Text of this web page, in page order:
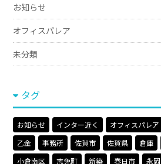
お知らせ
オフィスパレア
未分類
タグ
お知らせ インター近く オフィスパレア
乙金
事務所 佐賀市 佐賀県 倉庫
小倉南区
志免町 新築 春日市 永岡